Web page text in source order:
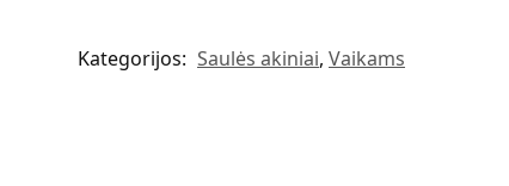
Kategorijos: Saulės akiniai, Vaikams